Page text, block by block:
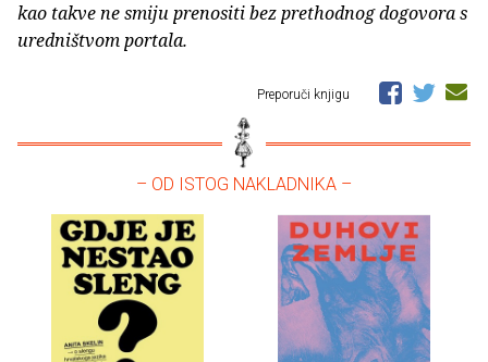
kao takve ne smiju prenositi bez prethodnog dogovora s
uredništvom portala.
Preporuči knjigu
– OD ISTOG NAKLADNIKA –